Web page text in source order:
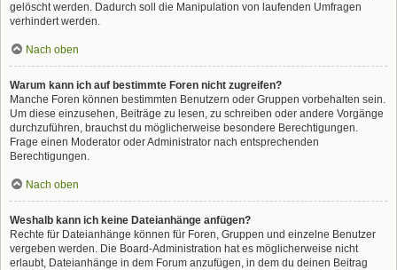
gelöscht werden. Dadurch soll die Manipulation von laufenden Umfragen
verhindert werden.
Nach oben
Warum kann ich auf bestimmte Foren nicht zugreifen?
Manche Foren können bestimmten Benutzern oder Gruppen vorbehalten sein.
Um diese einzusehen, Beiträge zu lesen, zu schreiben oder andere Vorgänge
durchzuführen, brauchst du möglicherweise besondere Berechtigungen.
Frage einen Moderator oder Administrator nach entsprechenden
Berechtigungen.
Nach oben
Weshalb kann ich keine Dateianhänge anfügen?
Rechte für Dateianhänge können für Foren, Gruppen und einzelne Benutzer
vergeben werden. Die Board-Administration hat es möglicherweise nicht
erlaubt, Dateianhänge in dem Forum anzufügen, in dem du deinen Beitrag